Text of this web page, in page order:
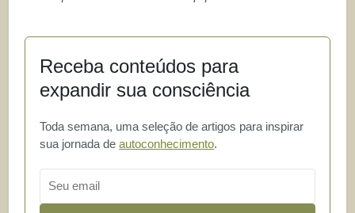
Receba conteúdos para
expandir sua consciência
Toda semana, uma seleção de artigos para inspirar
sua jornada deautoconhecimento.